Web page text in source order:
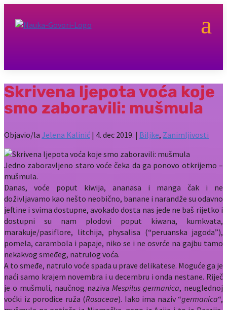
a
Skrivena ljepota voća koje
smo zaboravili: mušmula
Objavio/la Jelena Kalinić | 4. dec 2019. | Biljke, Zanimljivosti
Jedno zaboravljeno staro voće čeka da ga ponovo otkrijemo –
mušmula.
Danas, voće poput kiwija, ananasa i manga čak i ne
doživljavamo kao nešto neobično, banane i narandže su odavno
jeftine i svima dostupne, avokado dosta nas jede ne baš rijetko i
dostupni su nam plodovi poput kiwana, kumkvata,
marakuje/pasiflore, litchija, physalisa (“peruanska jagoda”),
pomela, carambola i papaje, niko se i ne osvrće na gajbu tamo
nekakvog smeđeg, natrulog voća.
A to smeđe, natrulo voće spada u prave delikatese. Moguće ga je
naći samo krajem novembra i u decembru i onda nestane. Riječ
je o mušmuli, naučnog naziva Mespilus germanica, neuglednoj
voćki iz porodice ruža (Rosaceae). Iako ima naziv “germanica“,